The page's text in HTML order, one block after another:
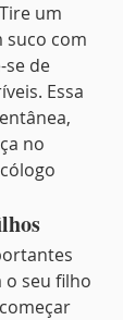
um
suco com
se de
Essa
no
o seu filho